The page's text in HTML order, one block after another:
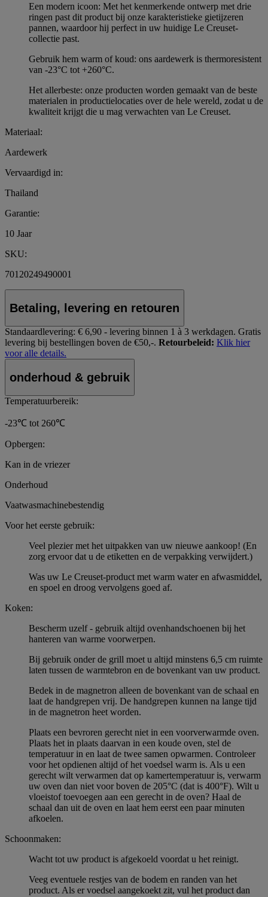
Een modern icoon: Met het kenmerkende ontwerp met drie
ringen past dit product bij onze karakteristieke gietijzeren
pannen, waardoor hij perfect in uw huidige Le Creuset-
collectie past.
Gebruik hem warm of koud: ons aardewerk is thermoresistent
van -23°C tot +260°C.
Het allerbeste: onze producten worden gemaakt van de beste
materialen in productielocaties over de hele wereld, zodat u de
kwaliteit krijgt die u mag verwachten van Le Creuset.
Materiaal:
Aardewerk
Vervaardigd in:
Thailand
Garantie:
10 Jaar
SKU:
70120249490001
Betaling, levering en retouren
Standaardlevering: € 6,90 - levering binnen 1 à 3 werkdagen. Gratis
levering bij bestellingen boven de €50,-. Retourbeleid: Klik hier
voor alle details.
onderhoud & gebruik
Temperatuurbereik:
-23℃ tot 260℃
Opbergen:
Kan in de vriezer
Onderhoud
Vaatwasmachinebestendig
Voor het eerste gebruik:
Veel plezier met het uitpakken van uw nieuwe aankoop! (En
zorg ervoor dat u de etiketten en de verpakking verwijdert.)
Was uw Le Creuset-product met warm water en afwasmiddel,
en spoel en droog vervolgens goed af.
Koken:
Bescherm uzelf - gebruik altijd ovenhandschoenen bij het
hanteren van warme voorwerpen.
Bij gebruik onder de grill moet u altijd minstens 6,5 cm ruimte
laten tussen de warmtebron en de bovenkant van uw product.
Bedek in de magnetron alleen de bovenkant van de schaal en
laat de handgrepen vrij. De handgrepen kunnen na lange tijd
in de magnetron heet worden.
Plaats een bevroren gerecht niet in een voorverwarmde oven.
Plaats het in plaats daarvan in een koude oven, stel de
temperatuur in en laat de twee samen opwarmen. Controleer
voor het opdienen altijd of het voedsel warm is. Als u een
gerecht wilt verwarmen dat op kamertemperatuur is, verwarm
uw oven dan niet voor boven de 205°C (dat is 400°F). Wilt u
vloeistof toevoegen aan een gerecht in de oven? Haal de
schaal dan uit de oven en laat hem eerst een paar minuten
afkoelen.
Schoonmaken:
Wacht tot uw product is afgekoeld voordat u het reinigt.
Veeg eventuele restjes van de bodem en randen van het
product. Als er voedsel aangekoekt zit, vul het product dan